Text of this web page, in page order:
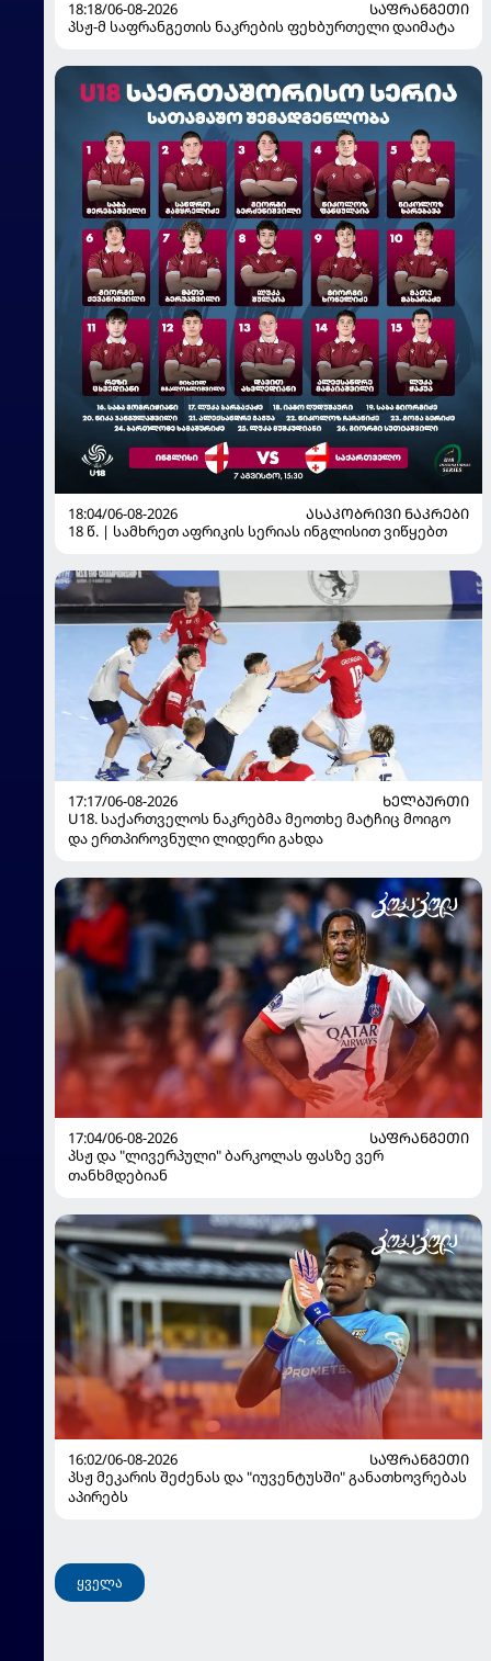
18:18/06-08-2026
ᲡᲐᲤᲠᲐᲜᲒᲔᲗᲘ
პსჟ-მ საფრანგეთის ნაკრების ფეხბურთელი დაიმატა
18:04/06-08-2026
ᲐᲡᲐᲙᲝᲑᲠᲘᲕᲘ ᲜᲐᲙᲠᲔᲑᲘ
18 წ. | სამხრეთ აფრიკის სერიას ინგლისით ვიწყებთ
17:17/06-08-2026
ᲮᲔᲚᲑᲣᲠᲗᲘ
U18. საქართველოს ნაკრებმა მეოთხე მატჩიც მოიგო
და ერთპიროვნული ლიდერი გახდა
17:04/06-08-2026
ᲡᲐᲤᲠᲐᲜᲒᲔᲗᲘ
პსჟ და "ლივერპული" ბარკოლას ფასზე ვერ
თანხმდებიან
16:02/06-08-2026
ᲡᲐᲤᲠᲐᲜᲒᲔᲗᲘ
პსჟ მეკარის შეძენას და "იუვენტუსში" განათხოვრებას
აპირებს
ყველა